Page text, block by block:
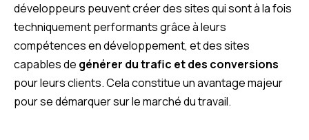
développeurs peuvent créer des sites qui sont à la fois
techniquement performants grâce à leurs
compétences en développement, et des sites
capables de générer du trafic et des conversions
pour leurs clients. Cela constitue un avantage majeur
pour se démarquer sur le marché du travail.